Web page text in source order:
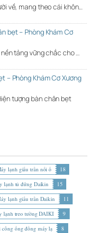
về, mang theo cái khôn…
bẹt – Phòng Khám Cơ
tảng vững chắc cho …
– Phòng Khám Cơ Xương
tượng bàn chân bẹt
lạnh giấu trần nối ố
18
lạnh tủ đứng Daikin
15
lạnh giấu trần Daikin
11
lạnh treo tường DAIKI
9
công ống đồng máy lạ
8